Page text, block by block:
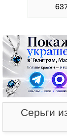
Серьги